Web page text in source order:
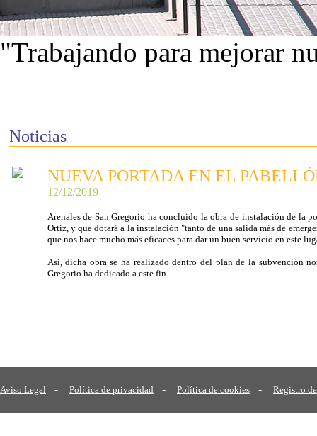
"Trabajando para mejorar
Noticias
NUEVA PORTADA EN EL
12/12/2019
Arenales de San Gregorio ha concluido la obra de instalación de la
Ortiz, y que dotará a la instalación "tanto de una salida más de
que nos hace mucho más eficaces para dar un buen servicio en este
Así, dicha obra se ha realizado dentro del plan de la subvención
Gregorio ha dedicado a este fin.
Aviso Legal - Política de privacidad - Política de cookies - Registro